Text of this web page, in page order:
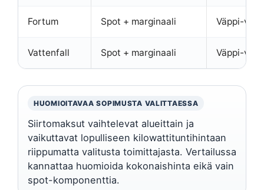
Fortum Spot + marginaali Väppi-
Vattenfall Spot + marginaali Väppi-
HUOMIOITAVAA SOPIMUSTA VALITTAESSA
Siirtomaksut vaihtelevat alueittain ja
vaikuttavat lopulliseen kilowattituntihintaan
riippumatta valitusta toimittajasta. Vertailussa
kannattaa huomioida kokonaishinta eikä vain
spot-komponenttia.